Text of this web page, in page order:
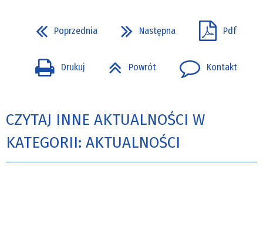
Poprzednia Następna Pdf
Drukuj Powrót Kontakt
CZYTAJ INNE AKTUALNOŚCI W
KATEGORII: AKTUALNOŚCI